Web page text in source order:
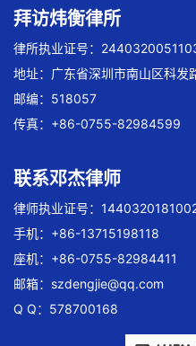
拜访炜衡律所
律所执业证号：
地址：广东省深圳市南山区科发
邮编：518057
传真：+86-0755-82984599
联系邓杰律师
律师执业证号：
手机：+86-13715198118
座机：+86-0755-82984411
邮箱： szdengjie@qq.com
Q Q：578700168